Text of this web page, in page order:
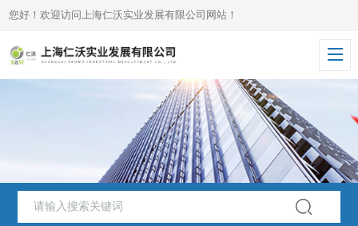
您好！欢迎访问上海仁沃实业发展有限公司网站！